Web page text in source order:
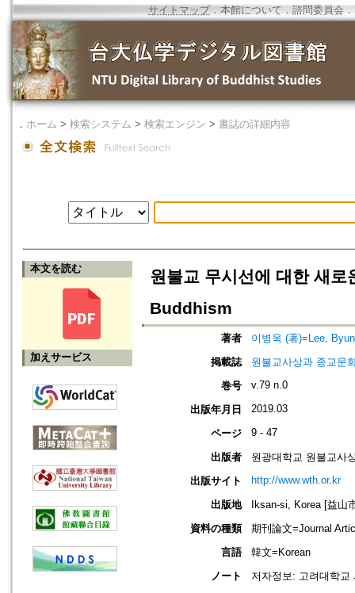
サイトマップ．本館について ． 諮問委員会 ．
． ホーム > 検索システム > 検索エンジン > 書誌の詳細内容
本文を読む
加えサービス
원불교 무시선에 대한 새
Buddhism
著者
이병욱 (著)=Lee,
掲載誌
원불교사상과 종교문
巻号
v.79 n.0
出版年月日 2019.03
ページ 9 - 47
出版者
원광대학교 원불교사
出版サイト
http://www.wth.or.kr
出版地
Iksan-si, Korea [益山
資料の種類
期刊論文=Journal
言語
韓文=Korean
ノート
저자정보: 고려대학교